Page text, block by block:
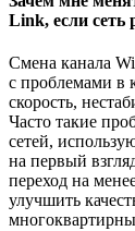
Link, если сеть
Смена канала
с проблемами в
скорость,
Часто такие
сетей,
на первый
переход на
улучшить